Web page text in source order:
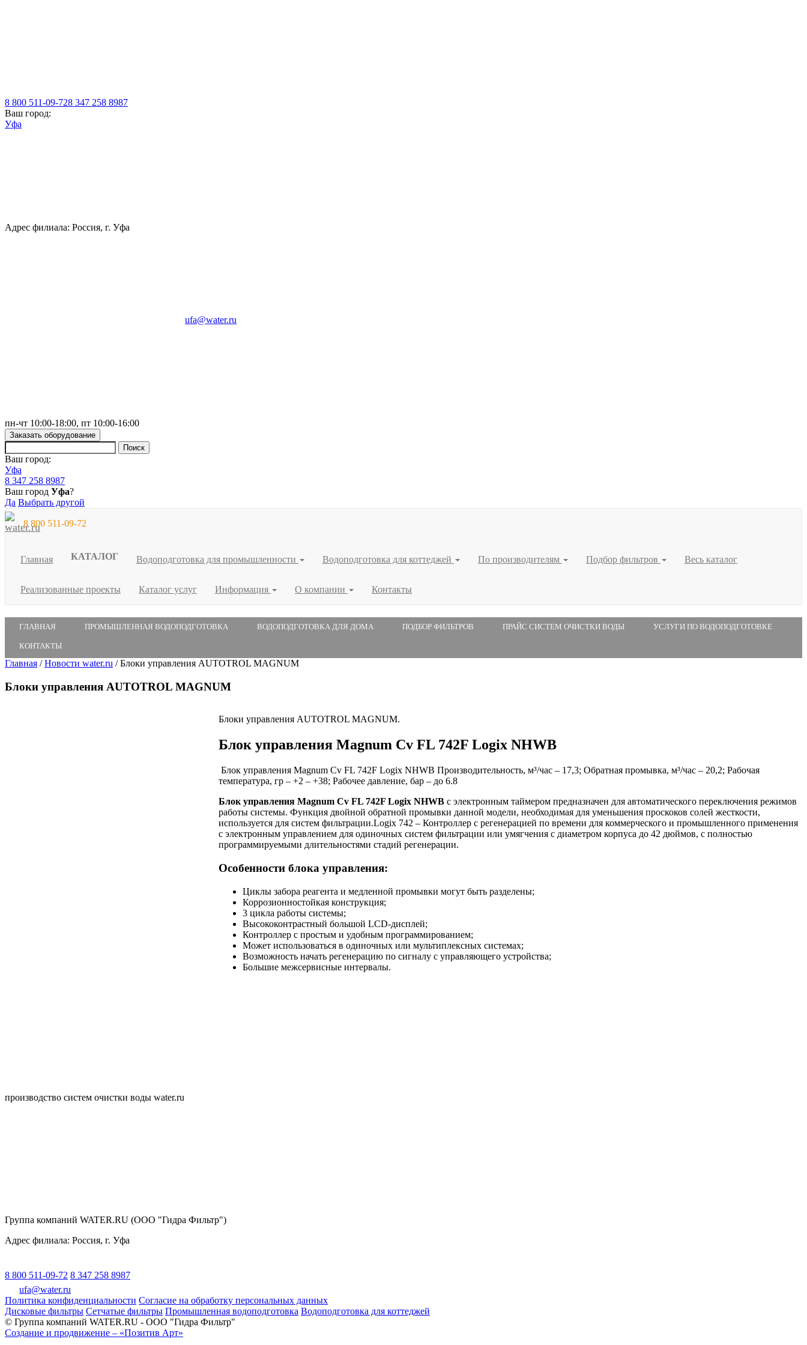
8 800 511-09-728 347 258 8987
Ваш город:
Уфа
Адрес филиала: Россия, г. Уфа
ufa@water.ru
пн-чт 10:00-18:00, пт 10:00-16:00
Заказать оборудование
Ваш город:
Уфа
8 347 258 8987
Ваш город Уфа?
Да Выбрать другой
8 800 511-09-72
Главная КАТАЛОГ Водоподготовка для промышленности Водоподготовка для коттеджей По производителям Подбор фильтров Весь каталог
Реализованные проекты Каталог услуг Информация О компании Контакты
ГЛАВНАЯ ПРОМЫШЛЕННАЯ ВОДОПОДГОТОВКА ВОДОПОДГОТОВКА ДЛЯ ДОМА ПОДБОР ФИЛЬТРОВ ПРАЙС СИСТЕМ ОЧИСТКИ ВОДЫ УСЛУГИ ПО ВОДОПОДГОТОВКЕ
КОНТАКТЫ
Главная /Новости water.ru /Блоки управления AUTOTROL MAGNUM
Блоки управления AUTOTROL MAGNUM
Блоки управления AUTOTROL MAGNUM.
Блок управления Magnum Cv FL 742F Logix NHWB
Блок управления Magnum Cv FL 742F Logix NHWB Производительность, м³/час – 17,3; Обратная промывка, м³/час – 20,2; Рабочая
температура, гр – +2 – +38; Рабочее давление, бар – до 6.8
Блок управления Magnum Cv FL 742F Logix NHWB с электронным таймером предназначен для автоматического переключения режимов
работы системы. Функция двойной обратной промывки данной модели, необходимая для уменьшения проскоков солей жесткости,
используется для систем фильтрации.Logix 742 – Контроллер с регенерацией по времени для коммерческого и промышленного применения
с электронным управлением для одиночных систем фильтрации или умягчения с диаметром корпуса до 42 дюймов, с полностью
программируемыми длительностями стадий регенерации.
Особенности блока управления:
Циклы забора реагента и медленной промывки могут быть разделены;
Коррозионностойкая конструкция;
3 цикла работы системы;
Высококонтрастный большой LCD-дисплей;
Контроллер с простым и удобным программированием;
Может использоваться в одиночных или мультиплексных системах;
Возможность начать регенерацию по сигналу с управляющего устройства;
Большие межсервисные интервалы.
производство систем очистки воды water.ru
Группа компаний WATER.RU (ООО "Гидра Фильтр")
Адрес филиала: Россия, г. Уфа
8 800 511-09-72 8 347 258 8987
ufa@water.ru
Политика конфиденциальности Согласие на обработку персональных данных
Дисковые фильтры Сетчатые фильтры Промышленная водоподготовка Водоподготовка для коттеджей
© Группа компаний WATER.RU - ООО "Гидра Фильтр"
Создание и продвижение – «Позитив Арт»